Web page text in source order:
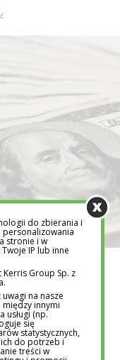
JAK
NA
do zbierania i
personalizowania
stronie i w
IP lub inne
Group Sp. z
na nasze
innymi
usługi (np.
się
statystycznych,
ich do potrzeb i
treści w